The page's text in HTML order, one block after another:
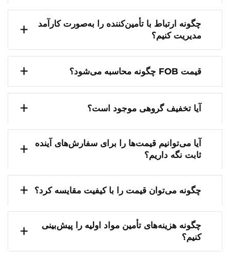
چگونه ارتباط با تأمین‌کننده را به‌صورت کارآمد
مدیریت کنیم؟
قیمت FOB چگونه محاسبه می‌شود؟
آیا تخفیف گروهی موجود است؟
آیا می‌توانیم قیمت‌ها را برای سفارش‌های آینده
ثابت نگه داریم؟
چگونه می‌توان قیمت را با کیفیت مقایسه کرد؟
چگونه هزینه‌های تأمین مواد اولیه را پیش‌بینی
کنیم؟